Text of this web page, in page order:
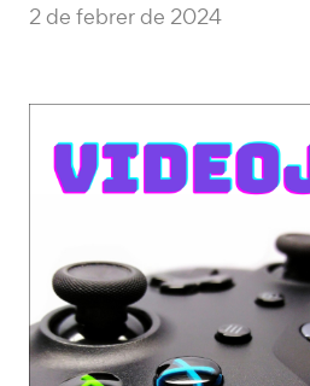
2 de febrer de 2024